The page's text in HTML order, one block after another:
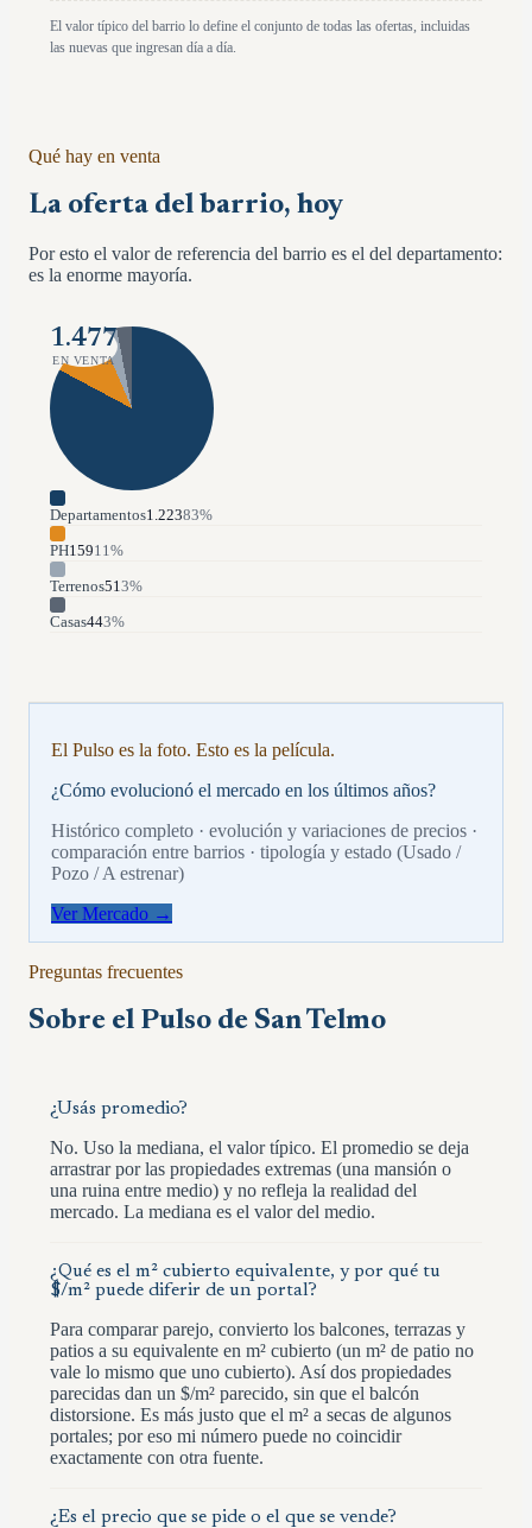
El valor típico del barrio lo define el conjunto de todas las ofertas, incluidas
las nuevas que ingresan día a día.
Qué hay en venta
La oferta del barrio, hoy
Por esto el valor de referencia del barrio es el del departamento:
es la enorme mayoría.
1.477
EN VENTA
Departamentos1.22383%
PH15911 %
Terrenos51 3%
Casas443%
El Pulso es la foto. Esto es la película.
¿Cómo evolucionó el mercado en los últimos años?
Histórico completo · evolución y variaciones de precios ·
comparación entre barrios · tipología y estado (Usado /
Pozo / A estrenar)
Ver Mercado →
Preguntas frecuentes
Sobre el Pulso de San Telmo
¿Usás promedio?
No. Uso la mediana, el valor típico. El promedio se deja
arrastrar por las propiedades extremas (una mansión o
una ruina entre medio) y no refleja la realidad del
mercado. La mediana es el valor del medio.
¿Qué es el m² cubierto equivalente, y por qué tu
$/m² puede diferir de un portal?
Para comparar parejo, convierto los balcones, terrazas y
patios a su equivalente en m² cubierto (un m² de patio no
vale lo mismo que uno cubierto). Así dos propiedades
parecidas dan un $/m² parecido, sin que el balcón
distorsione. Es más justo que el m² a secas de algunos
portales; por eso mi número puede no coincidir
exactamente con otra fuente.
¿Es el precio que se pide o el que se vende?